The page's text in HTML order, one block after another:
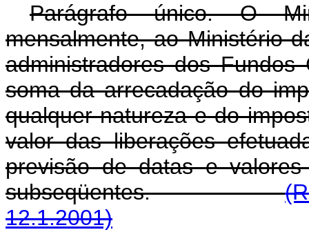
Parágrafo único. O
mensalmente, ao Ministério
administradores dos
soma da arrecadação do
qualquer natureza e do
valor das liberações
previsão de datas e
subseqüentes.
12.1.2001)